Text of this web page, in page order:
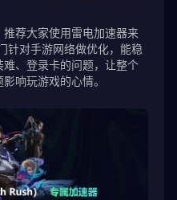
荐大家使用雷电加速器来
针对手游网络做优化，能稳
、登录卡的问题，让整个
响玩游戏的心情。